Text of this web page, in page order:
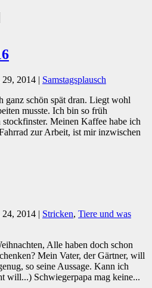
2014 | Samstagsplausch
ganz schön spät dran. Liegt wohl
musste. Ich bin so früh
stockfinster. Meinen Kaffee habe ich
zur Arbeit, ist mir inzwischen
2014 | Stricken, Tiere und was
Alle haben doch schon
Mein Vater, der Gärtner, will
so seine Aussage. Kann ich
will...) Schwiegerpapa mag keine...